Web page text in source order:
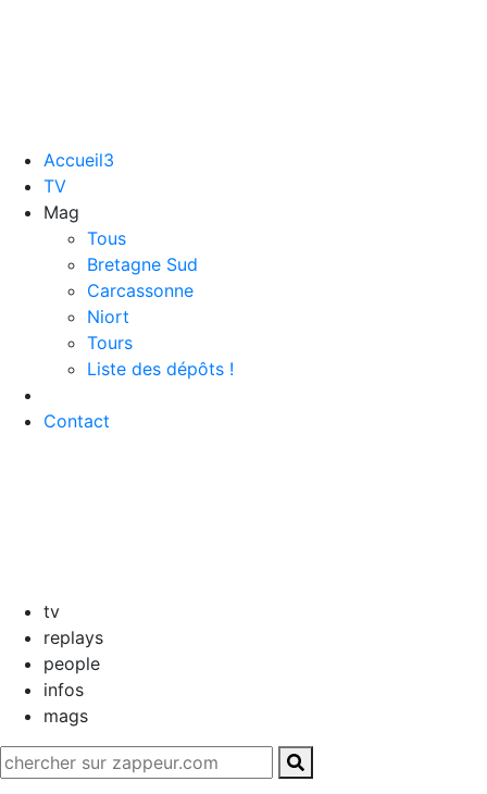
Accueil3
TV
Mag
Tous
Bretagne Sud
Carcassonne
Niort
Tours
Liste des dépôts !
Contact
tv
replays
people
infos
mags